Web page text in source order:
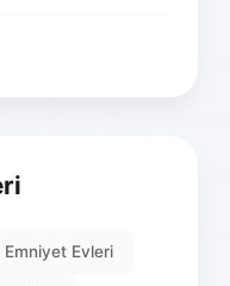
Emniyet Evleri